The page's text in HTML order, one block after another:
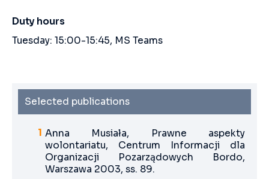
Duty hours
Tuesday: 15:00-15:45, MS Teams
Selected publications
Anna Musiała, Prawne aspekty
wolontariatu, Centrum Informacji dla
Organizacji Pozarządowych Bordo,
Warszawa 2003, ss. 89.